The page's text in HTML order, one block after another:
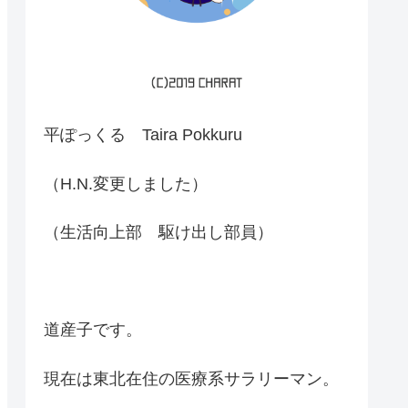
平ぽっくる Taira Pokkuru
（H.N.変更しました）
（生活向上部 駆け出し部員）
道産子です。
現在は東北在住の医療系サラリーマン。